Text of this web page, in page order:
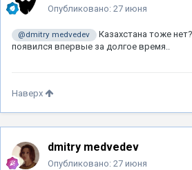
Опубликовано: 27 июня
@dmitry medvedev
Казахстана тоже
появился впервые за долгое время..
Наверх
dmitry medvedev
Опубликовано: 27 июня